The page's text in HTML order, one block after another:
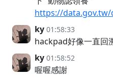
https://data.gov.tw/
ky 01:58:33
hackpad好像一直
ky 01:58:52
喔喔感謝